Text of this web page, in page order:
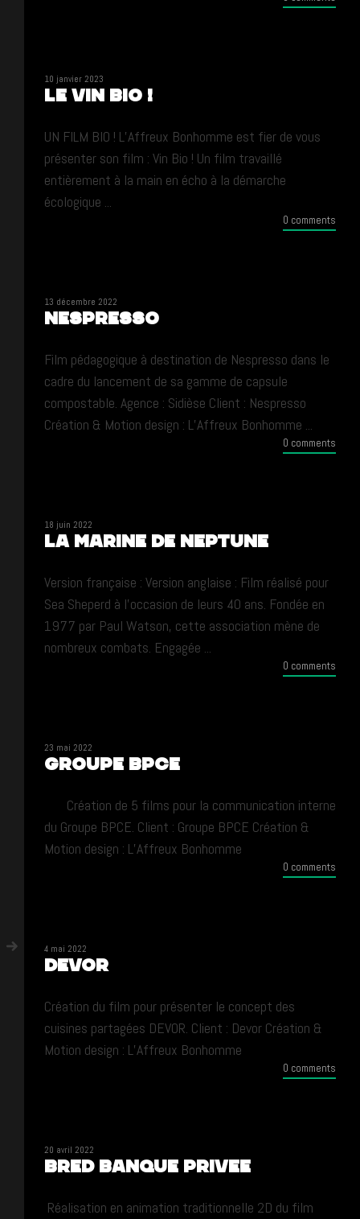
10 janvier 2023
LE VIN BIO !
UN FILM BIO ! L’Affreux Bonhomme est fier de vous
présenter son film : Vin Bio ! Un film travaillé
entièrement à la main en écho à la démarche
écologique ...
0 comments
13 décembre 2022
Nespresso
Film pédagogique à destination de Nespresso dans le
cadre du lancement de sa gamme de capsule
compostable. Agence : Sidièse Client : Nespresso
Création & Motion design : L’Affreux Bonhomme ...
0 comments
18 juin 2022
LA MARINE DE NEPTUNE
Version française : Version anglaise : Film réalisé pour
Sea Sheperd à l’occasion de leurs 40 ans. Fondée en
1977 par Paul Watson, cette association mène de
nombreux combats. Engagée ...
0 comments
23 mai 2022
Groupe BPCE
Création de 5 films pour la communication interne
du Groupe BPCE. Client : Groupe BPCE Création &
Motion design : L’Affreux Bonhomme
0 comments
4 mai 2022
DEVOR
Création du film pour présenter le concept des
cuisines partagées DEVOR. Client : Devor Création &
Motion design : L’Affreux Bonhomme
0 comments
20 avril 2022
BRED BANQUE PRIVEE
Réalisation en animation traditionnelle 2D du film